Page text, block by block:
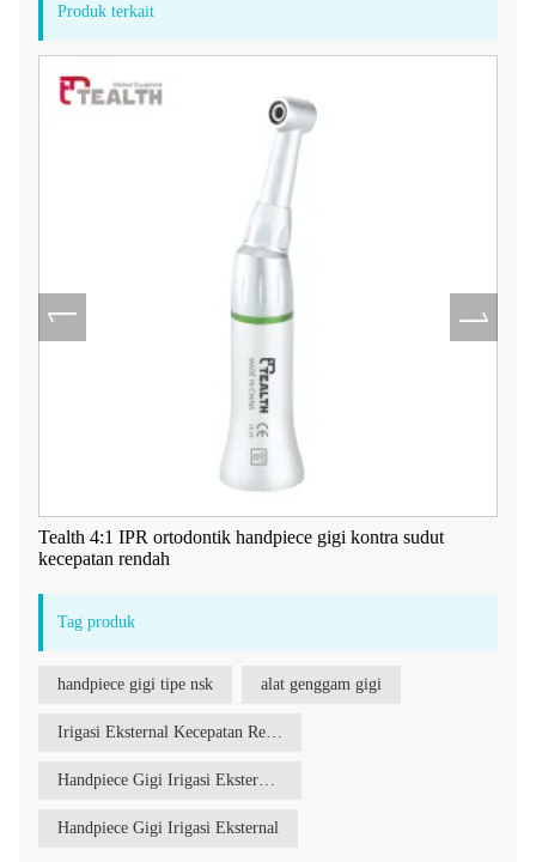
Produk terkait
Tealth 4:1 IPR ortodontik handpiece gigi kontra sudut
kecepatan rendah
Tag produk
handpiece gigi tipe nsk alat genggam gigi
Handpiece Gigi Irigasi Eksternal